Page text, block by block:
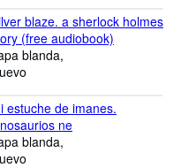
blaze. a sherlock holmes
(free audiobook)
blanda
estuche de imanes.
ne
blanda